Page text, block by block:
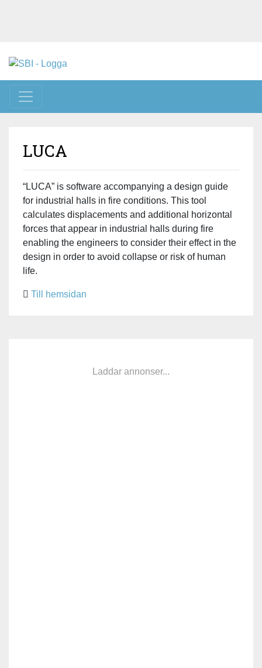
Toggle navigation
LUCA
“LUCA” is software accompanying a design guide
for industrial halls in fire conditions. This tool
calculates displacements and additional horizontal
forces that appear in industrial halls during fire
enabling the engineers to consider their effect in the
design in order to avoid collapse or risk of human
life.
Till hemsidan
Laddar annonser...